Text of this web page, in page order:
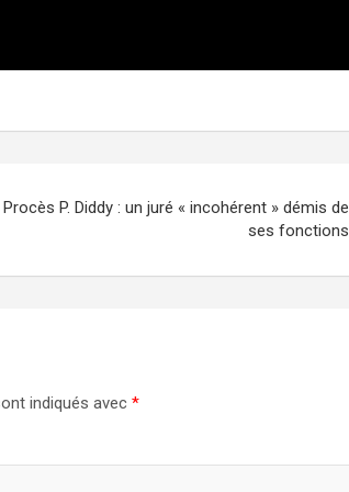
Procès P. Diddy : un juré « incohérent » démis de
ses fonctions
indiqués avec *